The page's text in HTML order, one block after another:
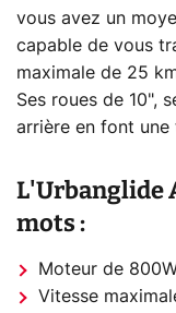
vous avez un
capable de vous
maximale de 25
Ses roues de 10",
arrière en font
L'Urbanglide
mots :
Moteur de
Vitesse